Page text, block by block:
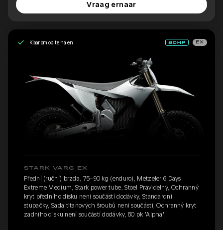
Vraag ernaar
Klaar om op te halen EX
STARK VARG EX
Přední (ruční) brzda, 75–90 kg (enduro), Metzeler 6 Days
Extreme Medium, Stark power tube, Stoel Pravidelný, Ochranný
kryt předního disku není součástí dodávky, Standardní
stupačky, Sada titanových šroubů není součástí, Ochranný kryt
zadního disku není součástí dodávky, 80 pk 'Alpha'